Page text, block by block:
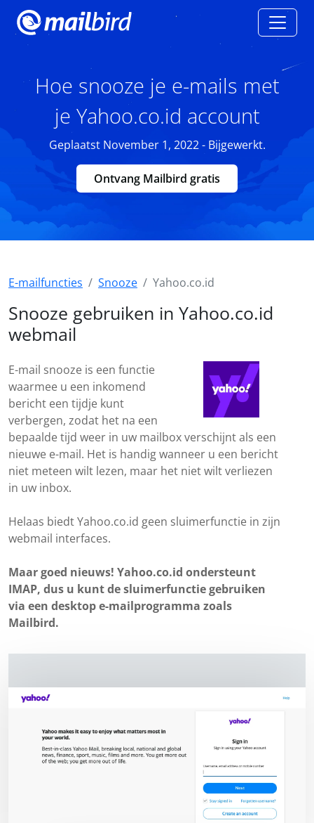
Hoe snooze je e-mails met
je Yahoo.co.id account
Geplaatst November 1, 2022 - Bijgewerkt.
Ontvang Mailbird gratis
E-mailfuncties Snooze Yahoo.co.id
Snooze gebruiken in Yahoo.co.id
webmail
E-mail snooze is een functie
waarmee u een inkomend
bericht een tijdje kunt
verbergen, zodat het na een
bepaalde tijd weer in uw mailbox verschijnt als een
nieuwe e-mail. Het is handig wanneer u een bericht
niet meteen wilt lezen, maar het niet wilt verliezen
in uw inbox.
Helaas biedt Yahoo.co.id geen sluimerfunctie in zijn
webmail interfaces.
Maar goed nieuws! Yahoo.co.id ondersteunt
IMAP, dus u kunt de sluimerfunctie gebruiken
via een desktop e-mailprogramma zoals
Mailbird.